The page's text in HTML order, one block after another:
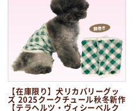
【在庫限り】犬リカバリーグッ
ズ 2025クークチュール秋冬新作
【テラヘルツ・ヴィシーベルク